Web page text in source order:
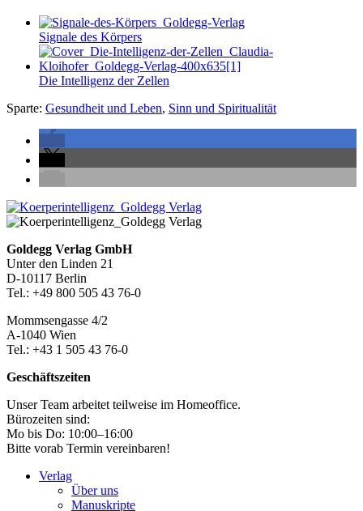
Signale des Körpers
Die Intelligenz der Zellen
Sparte: Gesundheit und Leben, Sinn und Spiritualität
Seitenleiste
Footer-
Section
Goldegg Verlag GmbH
Unter den Linden 21
D-10117 Berlin
Tel.: +49 800 505 43 76-0
Mommsengasse 4/2
A-1040 Wien
Tel.: +43 1 505 43 76-0
Geschäftszeiten
Unser Team arbeitet teilweise im Homeoffice.
Bürozeiten sind:
Mo bis Do: 10:00–16:00
Bitte vorab Termin vereinbaren!
Verlag
Über uns
Manuskripte